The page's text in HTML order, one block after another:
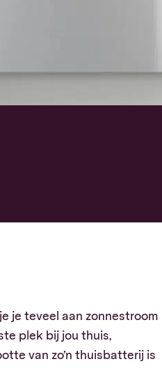
je teveel aan zonnestroom
plek bij jou thuis,
van zo’n thuisbatterij is